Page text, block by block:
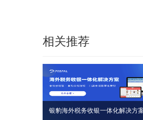
相关推荐
银豹海外税务收银一体化解决方